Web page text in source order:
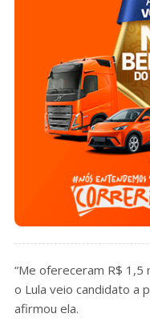
“Me ofereceram R$ 1,5
o Lula veio candidato a
afirmou ela.